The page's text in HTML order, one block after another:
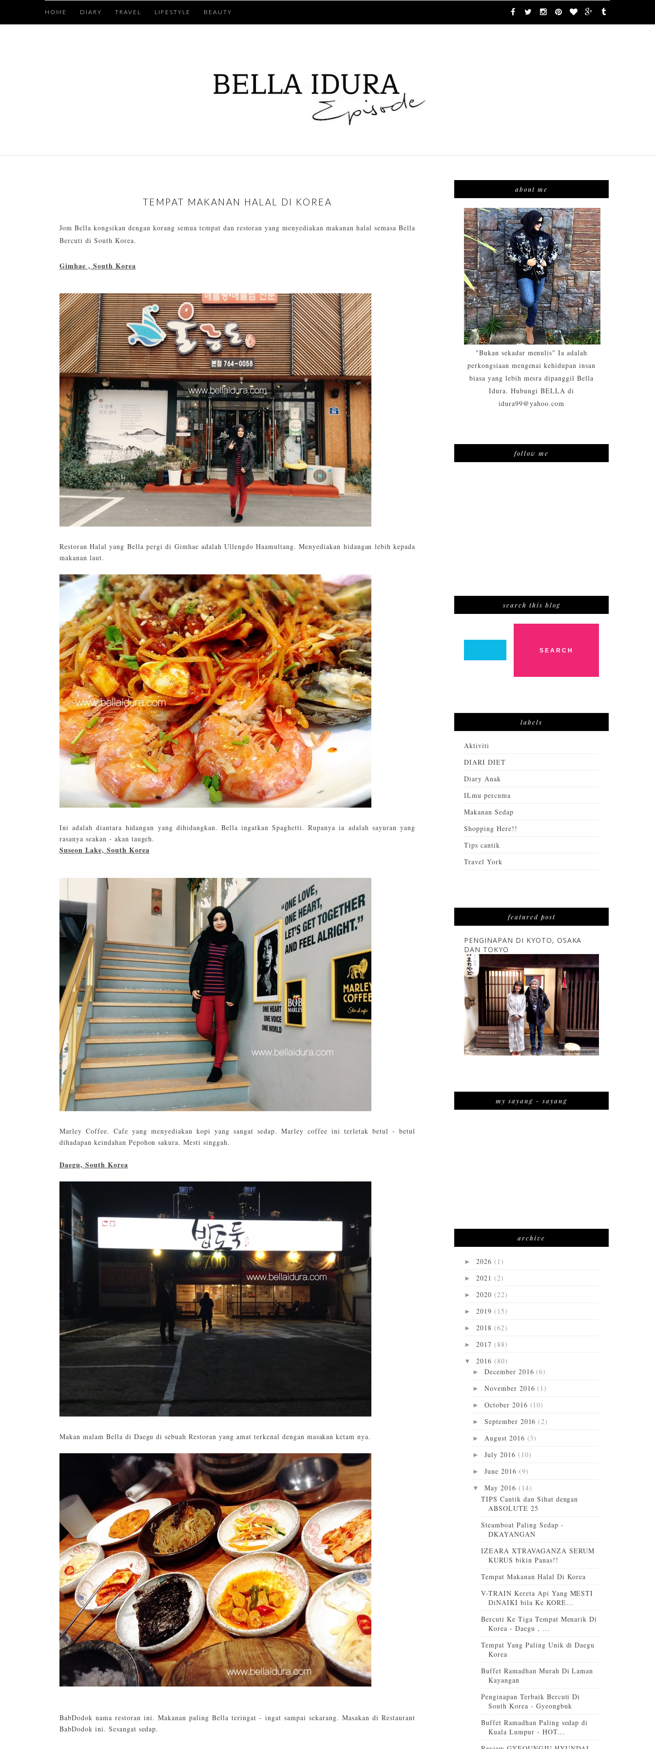
HOME DIARY TRAVEL LIFESTYLE BEAUTY
TEMPAT MAKANAN HALAL DI KOREA
Jom Bella kongsikan dengan korang semua tempat dan restoran yang menyediakan makanan halal semasa Bella
Bercuti di South Korea.
Gimhae , South Korea
Restoran Halal yang Bella pergi di Gimhae adalah Ullengdo Haamultang. Menyediakan hidangan lebih kepada
makanan laut.
Ini adalah diantara hidangan yang dihidangkan. Bella ingatkan Spaghetti. Rupanya ia adalah sayuran yang
rasanya seakan - akan taugeh.
Suseon Lake, South Korea
Marley Coffee. Cafe yang menyediakan kopi yang sangat sedap. Marley coffee ini terletak betul - betul
dihadapan keindahan Pepohon sakura. Mesti singgah.
Daegu, South Korea
Makan malam Bella di Daegu di sebuah Restoran yang amat terkenal dengan masakan ketam nya.
BabDodok nama restoran ini. Makanan paling Bella teringat - ingat sampai sekarang. Masakan di Restaurant
BabDodok ini. Sesangat sedap.
about me
"Bukan sekadar menulis" Ia adalah
perkongsiaan mengenai kehidupan insan
biasa yang lebih mesra dipanggil Bella
Idura. Hubungi BELLA di
idura99@yahoo.com
follow me
search this blog
labels
Aktiviti
DIARI DIET
Diary Anak
ILmu percuma
Makanan Sedap
Shopping Here!!
Tips cantik
Travel York
featured post
PENGINAPAN DI KYOTO, OSAKA
DAN TOKYO
my sayang - sayang
archive
► 2026 (1)
► 2021 (2)
► 2020 (22)
► 2019 (15)
► 2018 (62)
► 2017 (88)
▼ 2016 (80)
► December 2016(6)
► November 2016(1)
► October 2016 (10)
► September 2016(2)
► August 2016 (3)
► July 2016 (10)
► June 2016 (9)
▼ May 2016 (14)
TIPS Cantik dan Sihat dengan
ABSOLUTE 25
Steamboat Paling Sedap -
DKAYANGAN
IZEARA XTRAVAGANZA SERUM
KURUS bikin Panas!!
Tempat Makanan Halal Di Korea
V-TRAIN Kereta Api Yang MESTI
DiNAIKI bila Ke KORE...
Bercuti Ke Tiga Tempat Menarik Di
Korea - Daegu , ...
Tempat Yang Paling Unik di Daegu
Korea
Buffet Ramadhan Murah Di Laman
Kayangan
Penginapan Terbaik Bercuti Di
South Korea - Gyeongbuk
Buffet Ramadhan Paling sedap di
Kuala Lumpur - HOT...